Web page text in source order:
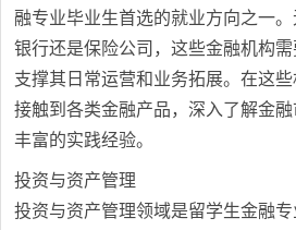
融专业毕业生首选的就业方向之一
银行还是保险公司，这些金融机构
支撑其日常运营和业务拓展。在这
接触到各类金融产品，深入了解金
丰富的实践经验。
投资与资产管理
投资与资产管理领域是留学生金融